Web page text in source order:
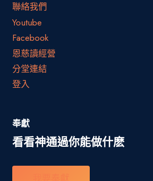
聯絡我們
Youtube
Facebook
恩慈讀經營
分堂連結
登入
奉獻
看看神通過你能做什麽